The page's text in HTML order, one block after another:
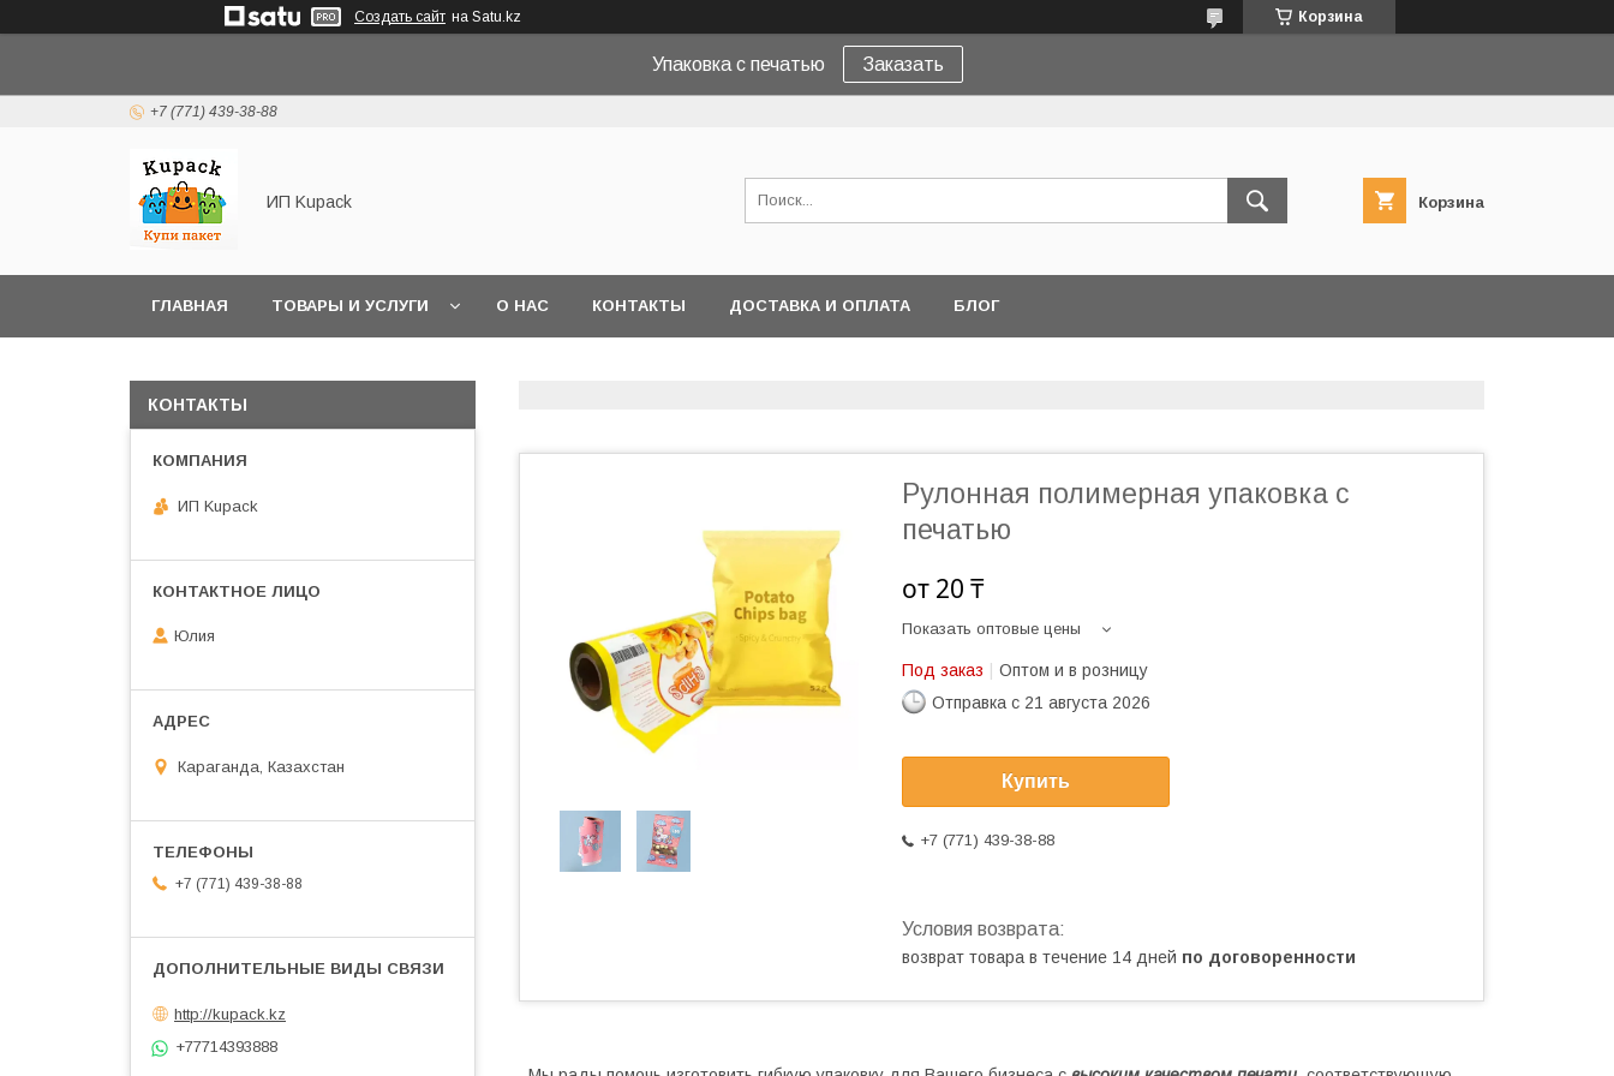
Создать сайт на Satu.kz Корзина
Упаковка с печатью Заказать
+7 (771) 439-38-88
ИП Kupack Корзина
ГЛАВНАЯ ТОВАРЫ И УСЛУГИ О НАС КОНТАКТЫ ДОСТАВКА И ОПЛАТА БЛОГ
Рулонная полимерная упаковка с
печатью
от 20 ₸
Показать оптовые цены
Под заказ
Оптом и в розницу
Отправка с 21 августа 2026
Купить
+7 (771) 439-38-88
возврат товара в течение 14 дней по договоренности
КОНТАКТЫ
ИП Kupack
Юлия
Караганда, Казахстан
+7 (771) 439-38-88
http://kupack.kz
+77714393888